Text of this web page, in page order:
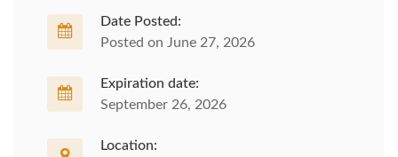
Date Posted:
Posted on June 27, 2026
Expiration date:
September 26, 2026
Location: